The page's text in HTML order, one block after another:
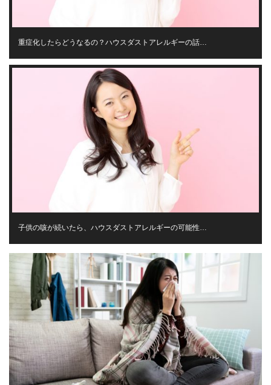
重症化したらどうなるの？ハウスダストアレルギーの話…
子供の咳が続いたら、ハウスダストアレルギーの可能性…